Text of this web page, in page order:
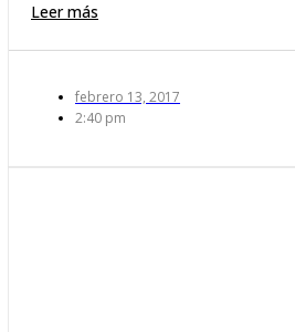
Leer más
febrero 13, 2017
2:40 pm